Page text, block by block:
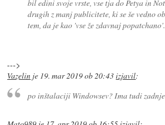
bil edini svoje vrste, vse tja do Petya in
drugih z manj publicitete, ki se še vedno
tem, da je kao 'vse že zdavnaj popatchano'.
--->
Vazelin je 19. mar 2019 ob 20:43izjavil:
po inštalaciji Windowsev? Ima tudi